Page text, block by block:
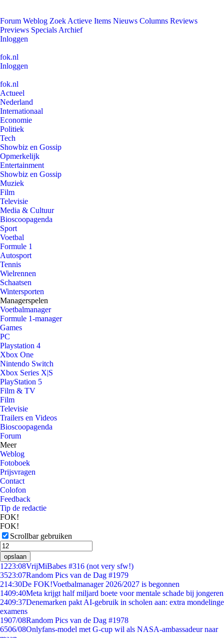
Forum Weblog Zoek Actieve Items Nieuws Columns Reviews
Previews Specials Archief
Inloggen
fok.nl
Inloggen
fok.nl
Actueel
Nederland
Internationaal
Economie
Politiek
Tech
Showbiz en Gossip
Opmerkelijk
Entertainment
Showbiz en Gossip
Muziek
Film
Televisie
Media & Cultuur
Bioscoopagenda
Sport
Voetbal
Formule 1
Autosport
Tennis
Wielrennen
Schaatsen
Wintersporten
Managerspelen
Voetbalmanager
Formule 1-manager
Games
PC
Playstation 4
Xbox One
Nintendo Switch
Xbox Series X|S
PlayStation 5
Film & TV
Film
Televisie
Trailers en Videos
Bioscoopagenda
Forum
Meer
Weblog
Fotoboek
Prijsvragen
Contact
Colofon
Feedback
Tip de redactie
FOK!
FOK!
Scrollbar gebruiken
opslaan
1223:08VrijMiBabes #316 (not very sfw!)
3523:07Random Pics van de Dag #1979
214:30De FOK!Voetbalmanager 2026/2027 is begonnen
1409:40Meta krijgt half miljard boete voor mentale schade bij jongeren
2409:37Denemarken pakt AI-gebruik in scholen aan: extra mondelinge
examens
1907/08Random Pics van de Dag #1978
6506/08Onlyfans-model met G-cup wil als NASA-ambassadeur naar